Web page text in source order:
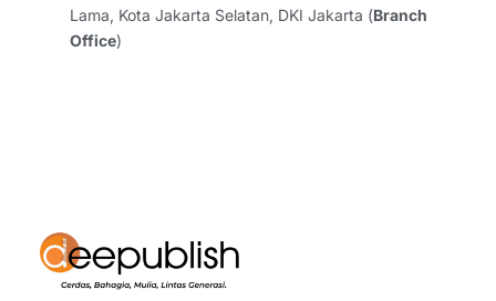
Lama, Kota Jakarta Selatan, DKI Jakarta (Branch
Office)